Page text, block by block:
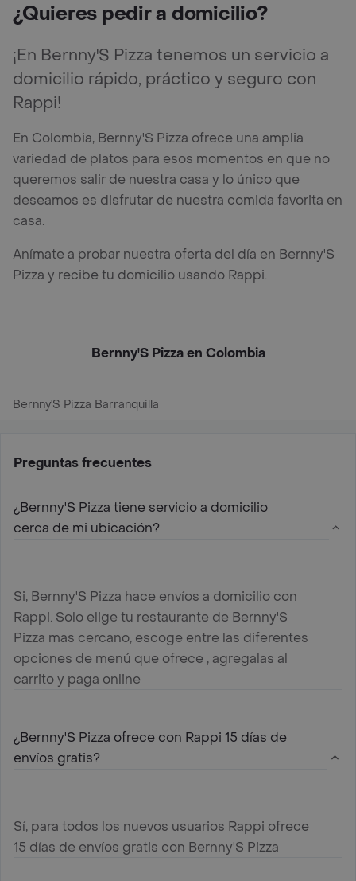
¿Quieres pedir a domicilio?
¡En Bernny'S Pizza tenemos un servicio a
domicilio rápido, práctico y seguro con
Rappi!
En Colombia, Bernny'S Pizza ofrece una amplia
variedad de platos para esos momentos en que no
queremos salir de nuestra casa y lo único que
deseamos es disfrutar de nuestra comida favorita en
casa.
Anímate a probar nuestra oferta del día en Bernny'S
Pizza y recibe tu domicilio usando Rappi.
Bernny'S Pizza en Colombia
Bernny'S Pizza Barranquilla
Preguntas frecuentes
¿Bernny'S Pizza tiene servicio a domicilio
cerca de mi ubicación?
Si, Bernny'S Pizza hace envíos a domicilio con
Rappi. Solo elige tu restaurante de Bernny'S
Pizza mas cercano, escoge entre las diferentes
opciones de menú que ofrece , agregalas al
carrito y paga online
¿Bernny'S Pizza ofrece con Rappi 15 días de
envíos gratis?
Sí, para todos los nuevos usuarios Rappi ofrece
15 días de envíos gratis con Bernny'S Pizza